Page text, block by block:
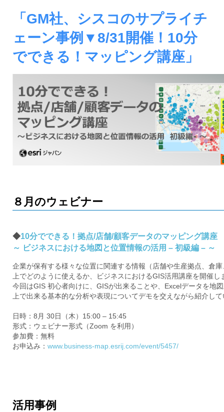
リ
ジ
ェ
ン
ス・
位
置
情
た
め
の
GIS・
シ
グ、
境
分
析、
SCM、
ス
ク
対
策、
ジ
オ・
図
法
を
紹
介
「GM社、シスコのサプライチ
ェーン事例▼8/31開催！10分
でできる！マッピング講座」
８月のウェビナー
◆10分でできる！拠点/店舗/顧客データのマッピング講座
～ ビジネスにおける地図と位置情報の活用 – 初級編 – ～
企業が保有する様々な位置に関連する情報（店舗や生産拠点、倉
上でどのように使えるか、ビジネスにおけるGIS活用講座を開催し
今回はGIS 初心者向けに、GISが出来ることや、Excelデータを地
上で出来る基本的な分析や表現についてデモを交えながら紹介し
日時：8月 30日（木）15:00 – 15:45
形式：ウェビナー形式（Zoom を利用）
参加費：無料
お申込み： www.business-map.esrij.com/event/5457/
活用事例